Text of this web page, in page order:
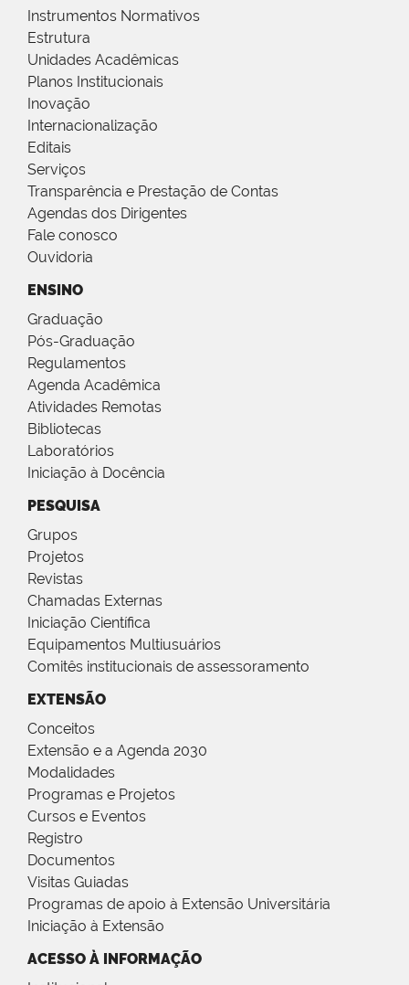
Instrumentos Normativos
Estrutura
Unidades Acadêmicas
Planos Institucionais
Inovação
Internacionalização
Editais
Serviços
Transparência e Prestação de Contas
Agendas dos Dirigentes
Fale conosco
Ouvidoria
ENSINO
Graduação
Pós-Graduação
Regulamentos
Agenda Acadêmica
Atividades Remotas
Bibliotecas
Laboratórios
Iniciação à Docência
PESQUISA
Grupos
Projetos
Revistas
Chamadas Externas
Iniciação Científica
Equipamentos Multiusuários
Comitês institucionais de assessoramento
EXTENSÃO
Conceitos
Extensão e a Agenda 2030
Modalidades
Programas e Projetos
Cursos e Eventos
Registro
Documentos
Visitas Guiadas
Programas de apoio à Extensão Universitária
Iniciação à Extensão
ACESSO À INFORMAÇÃO